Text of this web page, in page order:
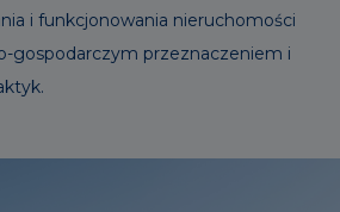
i funkcjonowania nieruchomości
gospodarczym przeznaczeniem i